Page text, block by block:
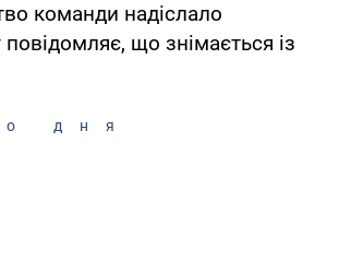
команди надіслало
що знімається із
дня